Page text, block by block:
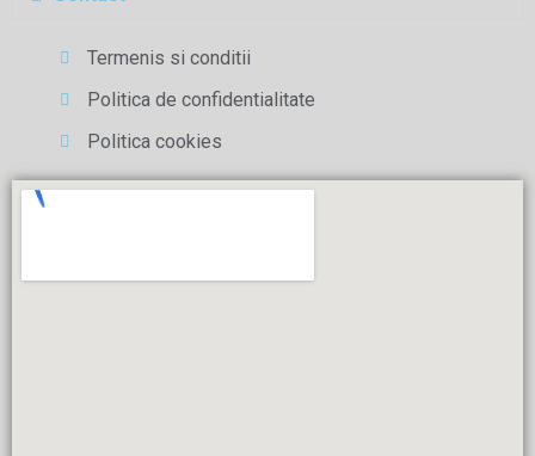
Termenis si conditii
Politica de confidentialitate
Politica cookies